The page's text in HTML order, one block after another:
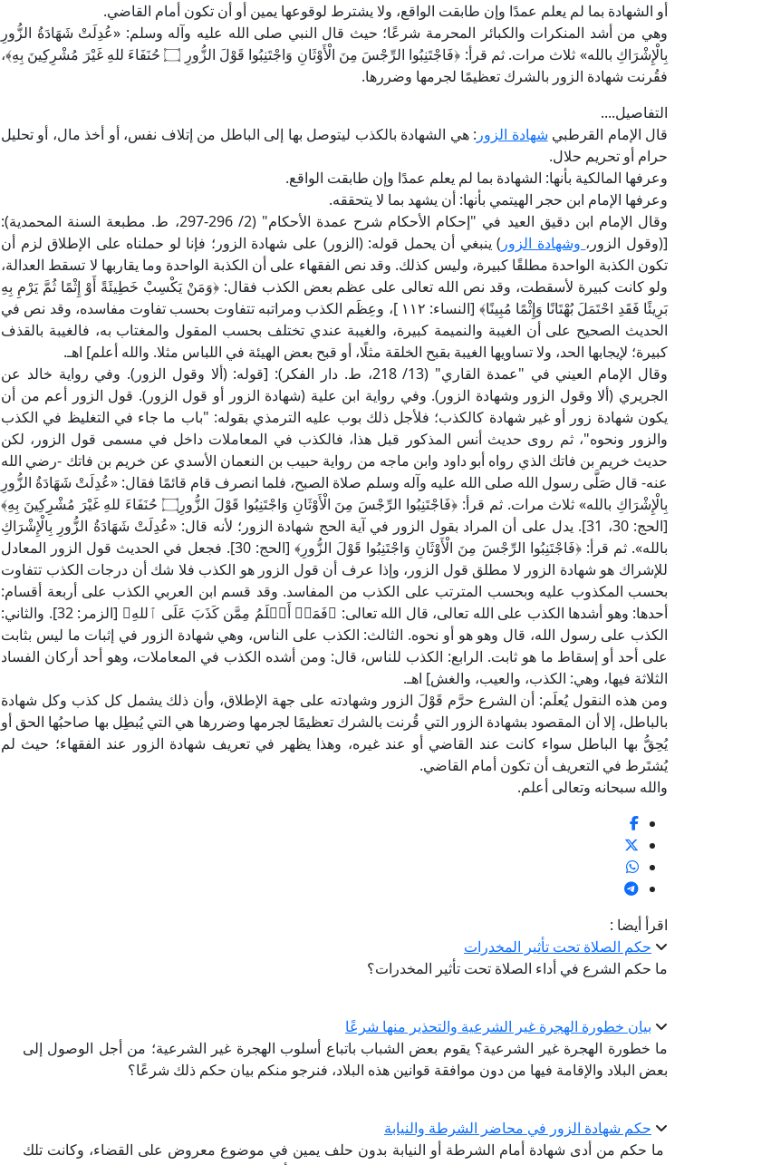
أو الشهادة بما لم يعلم عمدًا وإن طابقت الواقع، ولا يشترط لوقوعها يمين أو أن تكون أمام القاضي.
وهي من أشد المنكرات والكبائر المحرمة شرعًا؛ حيث قال النبي صلى الله عليه وآله وسلم: «عُدِلَتْ شَهَادَةُ الزُّورِ
بِالْإِشْرَاكِ بالله» ثلاث مرات. ثم قرأ: ﴿فَاجْتَنِبُوا الرِّجْسَ مِنَ الْأَوْثَانِ وَاجْتَنِبُوا قَوْلَ الزُّورِ ۝ حُنَفَاءَ للهِ غَيْرَ مُشْرِكِينَ بِهِ﴾،
فقُرنت شهادة الزور بالشرك تعظيمًا لجرمها وضررها.
التفاصيل....
قال الإمام القرطبي شهادة الزور : هي الشهادة بالكذب ليتوصل بها إلى الباطل من إتلاف نفس، أو أخذ مال، أو تحليل
حرام أو تحريم حلال.
وعرفها المالكية بأنها: الشهادة بما لم يعلم عمدًا وإن طابقت الواقع.
وعرفها الإمام ابن حجر الهيتمي بأنها: أن يشهد بما لا يتحققه.
وقال الإمام ابن دقيق العيد في "إحكام الأحكام شرح عمدة الأحكام" (2/ 296-297، ط. مطبعة السنة المحمدية):
[(وقول الزور، وشهادة الزور ) ينبغي أن يحمل قوله: (الزور) على شهادة الزور؛ فإنا لو حملناه على الإطلاق لزم أن
تكون الكذبة الواحدة مطلقًا كبيرة، وليس كذلك. وقد نص الفقهاء على أن الكذبة الواحدة وما يقاربها لا تسقط العدالة،
ولو كانت كبيرة لأسقطت، وقد نص الله تعالى على عظم بعض الكذب فقال: ﴿وَمَنْ يَكْسِبْ خَطِيئَةً أَوْ إِثْمًا ثُمَّ يَرْمِ بِهِ
بَرِيئًا فَقَدِ احْتَمَلَ بُهْتَانًا وَإِثْمًا مُبِينًا﴾ [النساء: ١١٢ ]، وعِظَم الكذب ومراتبه تتفاوت بحسب تفاوت مفاسده، وقد نص في
الحديث الصحيح على أن الغيبة والنميمة كبيرة، والغيبة عندي تختلف بحسب المقول والمغتاب به، فالغيبة بالقذف
كبيرة؛ لإيجابها الحد، ولا تساويها الغيبة بقبح الخلقة مثلًا، أو قبح بعض الهيئة في اللباس مثلا. والله أعلم] اهـ.
وقال الإمام العيني في "عمدة القاري" (13/ 218، ط. دار الفكر): [قوله: (ألا وقول الزور). وفي رواية خالد عن
الجريري (ألا وقول الزور وشهادة الزور). وفي رواية ابن علية (شهادة الزور أو قول الزور). قول الزور أعم من أن
يكون شهادة زور أو غير شهادة كالكذب؛ فلأجل ذلك بوب عليه الترمذي بقوله: "باب ما جاء في التغليظ في الكذب
والزور ونحوه"، ثم روى حديث أنس المذكور قبل هذا، فالكذب في المعاملات داخل في مسمى قول الزور، لكن
حديث خريم بن فاتك الذي رواه أبو داود وابن ماجه من رواية حبيب بن النعمان الأسدي عن خريم بن فاتك -رضي الله
عنه- قال صَلَّى رسول الله صلى الله عليه وآله وسلم صلاة الصبح، فلما انصرف قام قائمًا فقال: «عُدِلَتْ شَهَادَةُ الزُّورِ
بِالْإِشْرَاكِ بالله» ثلاث مرات. ثم قرأ: ﴿فَاجْتَنِبُوا الرِّجْسَ مِنَ الْأَوْثَانِ وَاجْتَنِبُوا قَوْلَ الزُّورِ۝ حُنَفَاءَ للهِ غَيْرَ مُشْرِكِينَ بِهِ﴾
[الحج: 30، 31]. يدل على أن المراد بقول الزور في آية الحج شهادة الزور؛ لأنه قال: «عُدِلَتْ شَهَادَةُ الزُّورِ بِالْإِشْرَاكِ
بالله». ثم قرأ: ﴿فَاجْتَنِبُوا الرِّجْسَ مِنَ الْأَوْثَانِ وَاجْتَنِبُوا قَوْلَ الزُّورِ﴾ [الحج: 30]. فجعل في الحديث قول الزور المعادل
للإشراك هو شهادة الزور لا مطلق قول الزور، وإذا عرف أن قول الزور هو الكذب فلا شك أن درجات الكذب تتفاوت
بحسب المكذوب عليه وبحسب المترتب على الكذب من المفاسد. وقد قسم ابن العربي الكذب على أربعة أقسام:
أحدها: وهو أشدها الكذب على الله تعالى، قال الله تعالى: ﴿فَمَنۡ أَظۡلَمُ مِمَّن كَذَبَ عَلَى ٱللهِ﴾ [الزمر: 32]. والثاني:
الكذب على رسول الله، قال وهو هو أو نحوه. الثالث: الكذب على الناس، وهي شهادة الزور في إثبات ما ليس بثابت
على أحد أو إسقاط ما هو ثابت. الرابع: الكذب للناس، قال: ومن أشده الكذب في المعاملات، وهو أحد أركان الفساد
الثلاثة فيها، وهي: الكذب، والعيب، والغش] اهـ.
ومن هذه النقول يُعلَم: أن الشرع حرَّم قَوْلَ الزور وشهادته على جهة الإطلاق، وأن ذلك يشمل كل كذب وكل شهادة
بالباطل، إلا أن المقصود بشهادة الزور التي قُرنت بالشرك تعظيمًا لجرمها وضررها هي التي يُبطِل بها صاحبُها الحق أو
يُحِقُّ بها الباطل سواء كانت عند القاضي أو عند غيره، وهذا يظهر في تعريف شهادة الزور عند الفقهاء؛ حيث لم
يُشتَرط في التعريف أن تكون أمام القاضي.
والله سبحانه وتعالى أعلم.
اقرأ أيضا :
حكم الصلاة تحت تأثير المخدرات
ما حكم الشرع في أداء الصلاة تحت تأثير المخدرات؟
بيان خطورة الهجرة غير الشرعية والتحذير منها شرعًا
ما خطورة الهجرة غير الشرعية؟ يقوم بعض الشباب باتباع أسلوب الهجرة غير الشرعية؛ من أجل الوصول إلى
بعض البلاد والإقامة فيها من دون موافقة قوانين هذه البلاد، فنرجو منكم بيان حكم ذلك شرعًا؟
حكم شهادة الزور في محاضر الشرطة والنيابة
ما حكم من أدى شهادة أمام الشرطة أو النيابة بدون حلف يمين في موضوع معروض على القضاء، وكانت تلك